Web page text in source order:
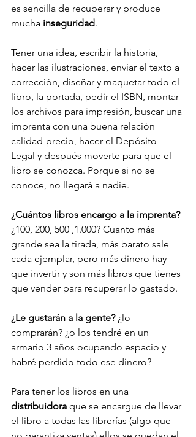
es sencilla de recuperar y produce
mucha inseguridad.
Tener una idea, escribir la historia,
hacer las ilustraciones, enviar el texto a
corrección, diseñar y maquetar todo el
libro, la portada, pedir el ISBN, montar
los archivos para impresión, buscar una
imprenta con una buena relación
calidad-precio, hacer el Depósito
Legal y después moverte para que el
libro se conozca. Porque si no se
conoce, no llegará a nadie.
¿Cuántos libros encargo a la imprenta?
¿100, 200, 500 ,1.000? Cuanto más
grande sea la tirada, más barato sale
cada ejemplar, pero más dinero hay
que invertir y son más libros que tienes
que vender para recuperar lo gastado.
¿Le gustarán a la gente? ¿lo
comprarán? ¿o los tendré en un
armario 3 años ocupando espacio y
habré perdido todo ese dinero?
Para tener los libros en una
distribuidora que se encargue de llevar
el libro a todas las librerías (algo que